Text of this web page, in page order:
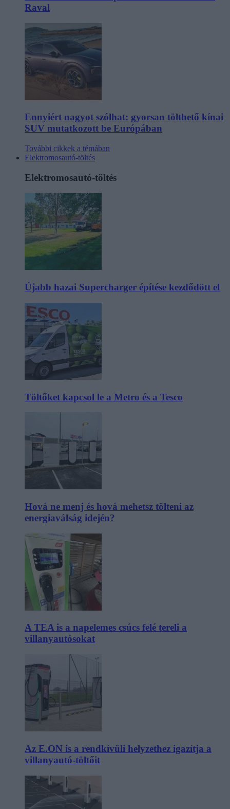
Raval
Ennyiért nagyot szólhat: gyorsan tölthető kínai
SUV mutatkozott be Európában
További cikkek a témában
Elektromosautó-töltés
Elektromosautó-töltés
Újabb hazai Supercharger építése kezdődött el
Töltőket kapcsol le a Metro és a Tesco
Hová ne menj és hová mehetsz tölteni az
energiaválság idején?
A TEA is a napelemes csúcs felé tereli a
villanyautósokat
Az E.ON is a rendkívüli helyzethez igazítja a
villanyautó-töltőit